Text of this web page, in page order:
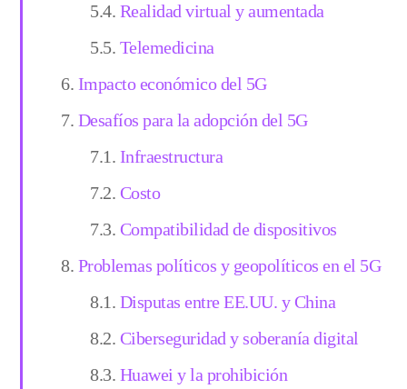
Realidad virtual y aumentada
Telemedicina
Impacto económico del 5G
Desafíos para la adopción del 5G
Infraestructura
Costo
Compatibilidad de dispositivos
Problemas políticos y geopolíticos en el 5G
Disputas entre EE.UU. y China
Ciberseguridad y soberanía digital
Huawei y la prohibición